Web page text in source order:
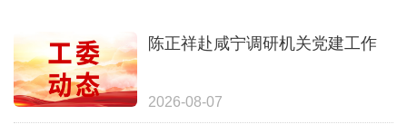
陈正祥赴咸宁调研机关党建工作
2026-08-07